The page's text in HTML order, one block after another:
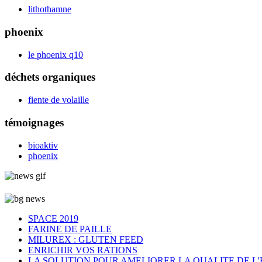
lithothamne
phoenix
le phoenix q10
déchets organiques
fiente de volaille
témoignages
bioaktiv
phoenix
SPACE 2019
FARINE DE PAILLE
MILUREX : GLUTEN FEED
ENRICHIR VOS RATIONS